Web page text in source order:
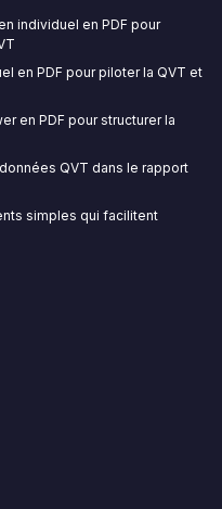
individuel en PDF pour
en PDF pour piloter la QVT et
en PDF pour structurer la
QVT dans le rapport
simples qui facilitent